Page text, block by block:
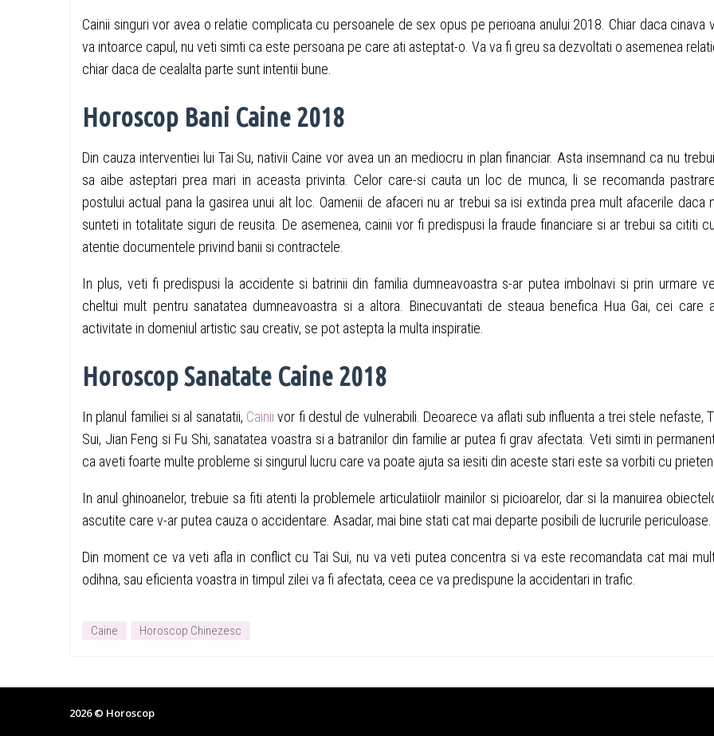
Cainii singuri vor avea o relatie complicata cu persoanele de sex opus pe perioana anului 2018. Chiar daca cinava
va intoarce capul, nu veti simti ca este persoana pe care ati asteptat-o. Va va fi greu sa dezvoltati o asemenea
chiar daca de cealalta parte sunt intentii bune.
Horoscop Bani Caine 2018
Din cauza interventiei lui Tai Su, nativii Caine vor avea un an mediocru in plan financiar. Asta insemnand ca nu
sa aibe asteptari prea mari in aceasta privinta. Celor care-si cauta un loc de munca, li se recomanda
postului actual pana la gasirea unui alt loc. Oamenii de afaceri nu ar trebui sa isi extinda prea mult afacerile daca
sunteti in totalitate siguri de reusita. De asemenea, cainii vor fi predispusi la fraude financiare si ar trebui sa cititi
atentie documentele privind banii si contractele.
In plus, veti fi predispusi la accidente si batrinii din familia dumneavoastra s-ar putea imbolnavi si prin urmare
cheltui mult pentru sanatatea dumneavoastra si a altora. Binecuvantati de steaua benefica Hua Gai, cei care
activitate in domeniul artistic sau creativ, se pot astepta la multa inspiratie.
Horoscop Sanatate Caine 2018
In planul familiei si al sanatatii, Cainii vor fi destul de vulnerabili. Deoarece va aflati sub influenta a trei stele nefaste,
Sui, Jian Feng si Fu Shi, sanatatea voastra si a batranilor din familie ar putea fi grav afectata. Veti simti in
ca aveti foarte multe probleme si singurul lucru care va poate ajuta sa iesiti din aceste stari este sa vorbiti cu
In anul ghinoanelor, trebuie sa fiti atenti la problemele articulatiiolr mainilor si picioarelor, dar si la manuirea
ascutite care v-ar putea cauza o accidentare. Asadar, mai bine stati cat mai departe posibili de lucrurile periculoase.
Din moment ce va veti afla in conflict cu Tai Sui, nu va veti putea concentra si va este recomandata cat mai
odihna, sau eficienta voastra in timpul zilei va fi afectata, ceea ce va predispune la accidentari in trafic.
Caine Horoscop Chinezesc
2026 © Horoscop